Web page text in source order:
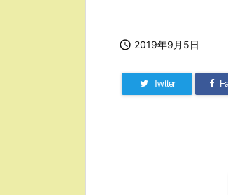
 2019年9月5日
Twitter